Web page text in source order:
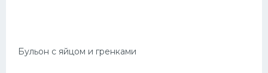
Бульон с яйцом и гренками